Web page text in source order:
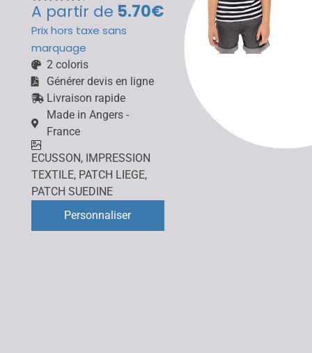
A partir de 5.70€
Prix hors taxe sans
marquage
2 coloris
Générer devis en ligne
Livraison rapide
Made in Angers -
France
ECUSSON, IMPRESSION
TEXTILE, PATCH LIEGE,
PATCH SUEDINE
Personnaliser